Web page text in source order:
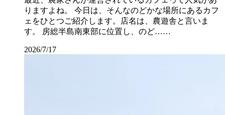
りますよね。 今日は、そんなのどかな場所にあるカフ
ェをひとつご紹介します。店名は、農遊舎と言いま
す。 房総半島南東部に位置し、のど……
2026/7/17